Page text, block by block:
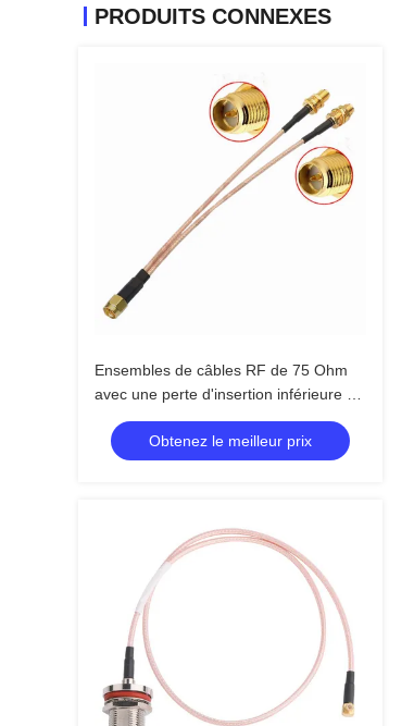
PRODUITS CONNEXES
Ensembles de câbles RF de 75 Ohm
avec une perte d'insertion inférieure à
0,3 dB
Obtenez le meilleur prix